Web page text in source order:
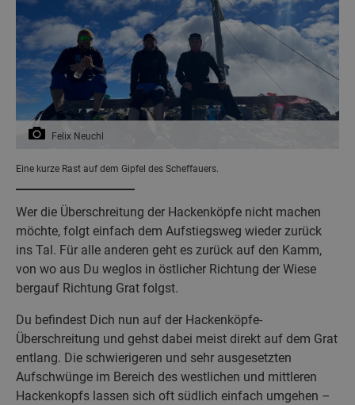
Felix Neuchl
Eine kurze Rast auf dem Gipfel des Scheffauers.
Wer die Überschreitung der Hackenköpfe nicht machen
möchte, folgt einfach dem Aufstiegsweg wieder zurück
ins Tal. Für alle anderen geht es zurück auf den Kamm,
von wo aus Du weglos in östlicher Richtung der Wiese
bergauf Richtung Grat folgst.
Du befindest Dich nun auf der Hackenköpfe-
Überschreitung und gehst dabei meist direkt auf dem Grat
entlang. Die schwierigeren und sehr ausgesetzten
Aufschwünge im Bereich des westlichen und mittleren
Hackenkopfs lassen sich oft südlich einfach umgehen –